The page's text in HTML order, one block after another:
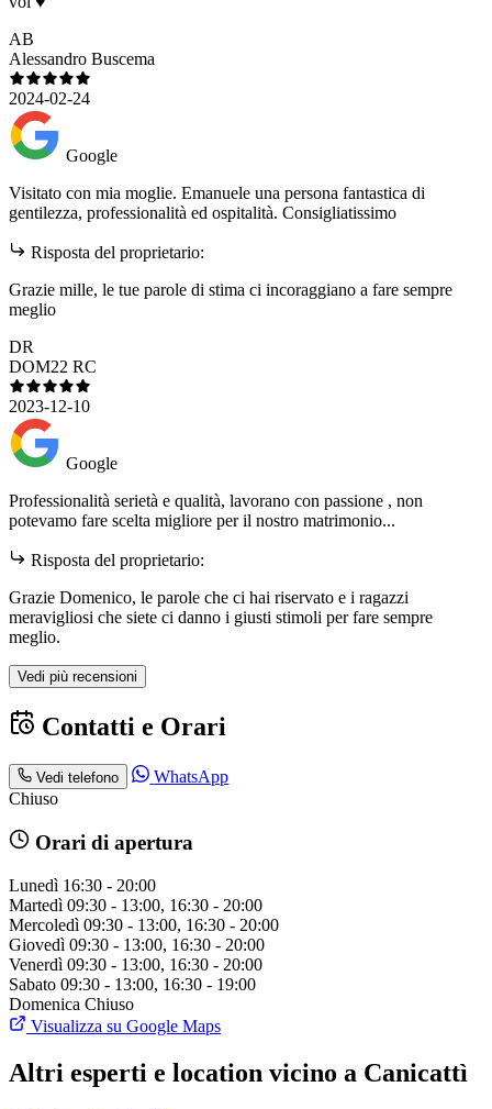
AB
Alessandro Buscema
2024-02-24
Google
Visitato con mia moglie. Emanuele una persona fantastica di
gentilezza, professionalità ed ospitalità. Consigliatissimo
Risposta del proprietario:
Grazie mille, le tue parole di stima ci incoraggiano a fare sempre
meglio
DR
DOM22 RC
2023-12-10
Google
Professionalità serietà e qualità, lavorano con passione , non
potevamo fare scelta migliore per il nostro matrimonio...
Risposta del proprietario:
Grazie Domenico, le parole che ci hai riservato e i ragazzi
meravigliosi che siete ci danno i giusti stimoli per fare sempre
meglio.
Vedi più recensioni
Contatti e Orari
Vedi telefono
WhatsApp
Chiuso
Orari di apertura
Lunedì 16:30 - 20:00
Martedì 09:30 - 13:00, 16:30 - 20:00
Mercoledì 09:30 - 13:00, 16:30 - 20:00
Giovedì 09:30 - 13:00, 16:30 - 20:00
Venerdì 09:30 - 13:00, 16:30 - 20:00
Sabato 09:30 - 13:00, 16:30 - 19:00
Domenica Chiuso
Visualizza su Google Maps
Altri esperti e location vicino a Canicattì